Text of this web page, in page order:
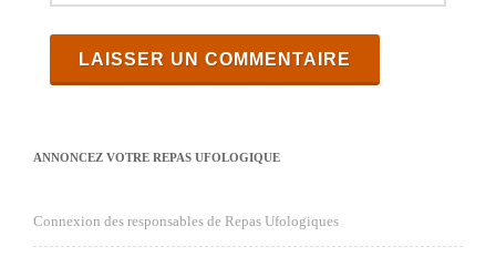
ANNONCEZ VOTRE REPAS UFOLOGIQUE
Connexion des responsables de Repas Ufologiques